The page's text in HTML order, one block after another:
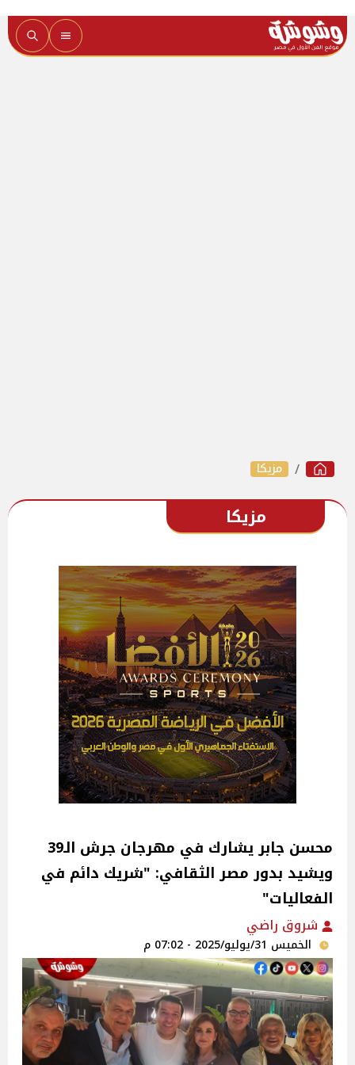
مزيكا
مزيكا
محسن جابر يشارك في مهرجان جرش الـ39
ويشيد بدور مصر الثقافي: "شريك دائم في
الفعاليات"‎
شروق راضي
الخميس 31/يوليو/2025 - 07:02 م